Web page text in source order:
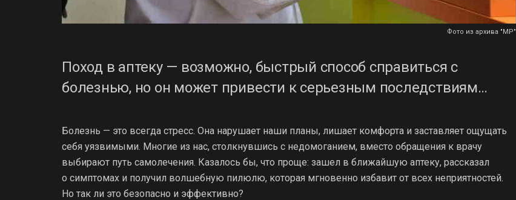
Фото из архива "МР"
Поход в аптеку — возможно, быстрый способ справиться с
болезнью, но он может привести к серьезным последствиям…
Болезнь — это всегда стресс. Она нарушает наши планы, лишает комфорта и заставляет ощущать
себя уязвимыми. Многие из нас, столкнувшись с недомоганием, вместо обращения к врачу
выбирают путь самолечения. Казалось бы, что проще: зашел в ближайшую аптеку, рассказал
о симптомах и получил волшебную пилюлю, которая мгновенно избавит от всех неприятностей.
Но так ли это безопасно и эффективно?